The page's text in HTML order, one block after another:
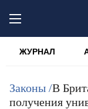
ЖУРНАЛ
Законы /В
получения